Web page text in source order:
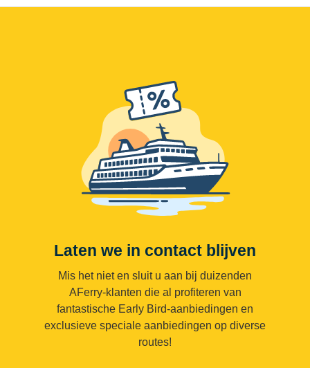
Laten we in contact blijven
Mis het niet en sluit u aan bij duizenden
AFerry-klanten die al profiteren van
fantastische Early Bird-aanbiedingen en
exclusieve speciale aanbiedingen op diverse
routes!